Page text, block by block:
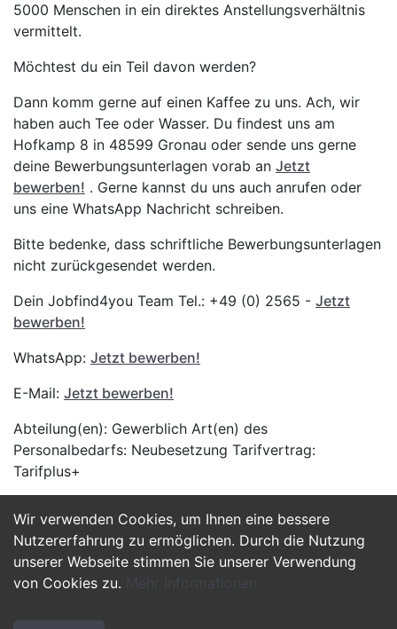
Wir verwenden Cookies, um Ihnen eine bessere
Nutzererfahrung zu ermöglichen. Durch die Nutzung
unserer Webseite stimmen Sie unserer Verwendung
von Cookies zu. Mehr Informationen
5000 Menschen in ein direktes Anstellungsverhältnis
vermittelt.
Möchtest du ein Teil davon werden?
Dann komm gerne auf einen Kaffee zu uns. Ach, wir
haben auch Tee oder Wasser. Du findest uns am
Hofkamp 8 in 48599 Gronau oder sende uns gerne
deine Bewerbungsunterlagen vorab an Jetzt
bewerben! . Gerne kannst du uns auch anrufen oder
uns eine WhatsApp Nachricht schreiben.
Bitte bedenke, dass schriftliche Bewerbungsunterlagen
nicht zurückgesendet werden.
Dein Jobfind4you Team Tel.: +49 (0) 2565 - Jetzt
bewerben!
WhatsApp: Jetzt bewerben!
E-Mail: Jetzt bewerben!
Abteilung(en): Gewerblich Art(en) des
Personalbedarfs: Neubesetzung Tarifvertrag:
Tarifplus+
Jetzt Bewerben